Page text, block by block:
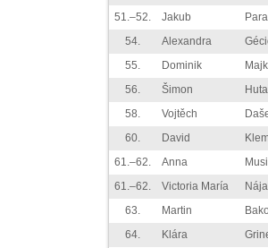
51.–52.
Jakub
54.
Alexandra
55.
Dominik
56.
Šimon
58.
Vojtěch
60.
David
61.–62.
Anna
61.–62.
Victoria María
63.
Martin
64.
Klára